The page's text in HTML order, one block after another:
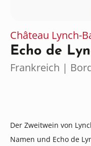
Château Lynch-
Echo de
Frankreich |
Der Zweitwein von
Namen und Echo de